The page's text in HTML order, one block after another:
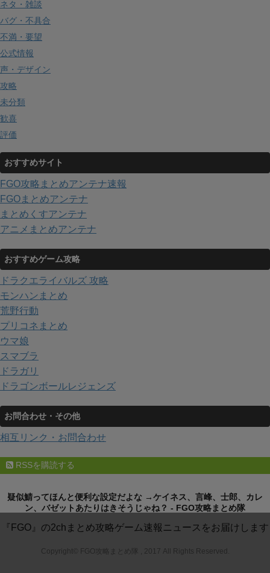
ネタ・雑談
バグ・不具合
不満・要望
公式情報
声・デザイン
攻略
未分類
歓喜
評価
おすすめサイト
FGO攻略まとめアンテナ速報
FGOまとめアンテナ
まとめくすアンテナ
アニメまとめアンテナ
おすすめゲーム攻略
ドラクエライバルズ 攻略
モンハンまとめ
荒野行動
プリコネまとめ
ウマ娘
スマブラ
ドラガリ
ドラゴンボールレジェンズ
お問合わせ・その他
相互リンク・お問合わせ
RSSを購読する
疑似鯖ってほんと便利な設定だよな →ケイネス、言峰、士郎、カレ
ン、バゼットあたりはきそうじゃね？ - FGO攻略まとめ隊
『FGO』の2chまとめ攻略ゲーム速報ニュースをお届けします
Copyright© FGO攻略まとめ隊 , 2017 All Rights Reserved.